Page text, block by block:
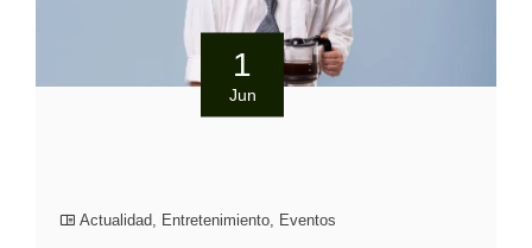
1
Jun
Actualidad Entretenimiento Eventos